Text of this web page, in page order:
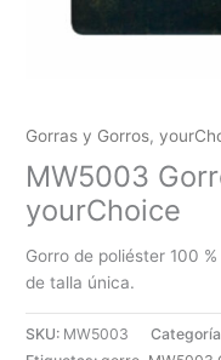
Gorras y Gorros,
MW5003
yourChoice
Gorro de poliéster 100
de talla única.
SKU: MW5003